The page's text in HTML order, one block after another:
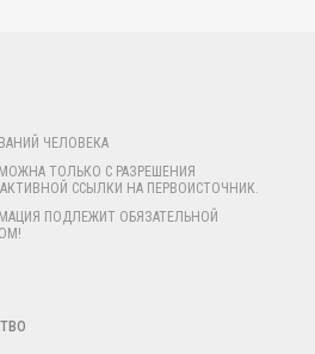
другие источники.
способствует разрушению
хрящей, деформации костей и
ЧЕЛОВЕКА
ТОЛЬКО С РАЗРЕШЕНИЯ
ССЫЛКИ НА ПЕРВОИСТОЧНИК.
ПОДЛЕЖИТ ОБЯЗАТЕЛЬНОЙ